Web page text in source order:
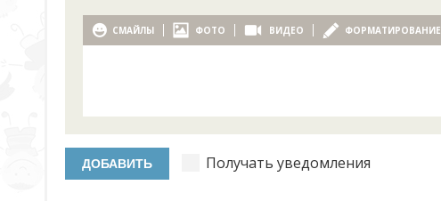
СМАЙЛЫ ФОТО ВИДЕО ФОРМАТИРОВАНИЕ
Получать уведомления